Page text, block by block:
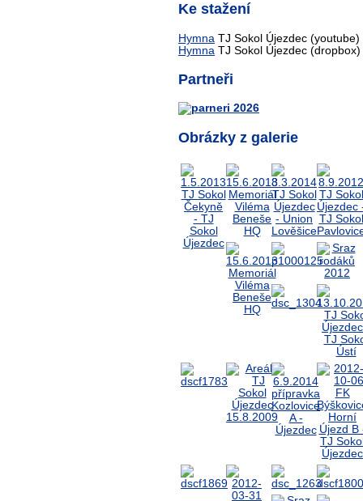
Ke stažení
Hymna TJ Sokol Újezdec (youtube)
Hymna TJ Sokol Újezdec (dropbox)
Partneři
Obrázky z galerie